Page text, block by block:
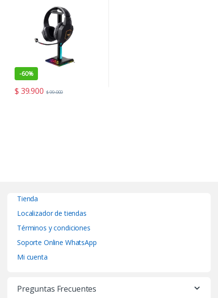
-60%
$ 39.900 $99.000
Tienda
Localizador de tiendas
Términos y condiciones
Soporte Online WhatsApp
Mi cuenta
Preguntas Frecuentes